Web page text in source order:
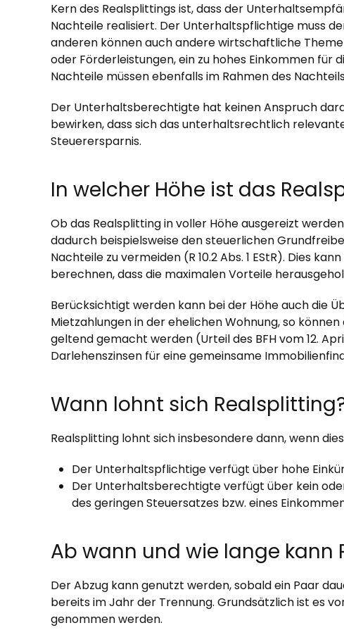
Kern des Realsplittings ist, dass der
Nachteile realisiert. Der Unterhaltspflichtige muss
anderen können auch andere wirtschaftliche
oder Förderleistungen, ein zu hohes Einkommen
Nachteile müssen ebenfalls im Rahmen des
Der Unterhaltsberechtigte hat keinen Anspruch
bewirken, dass sich das unterhaltsrechtlich
Steuerersparnis.
In welcher Höhe ist das
Ob das Realsplitting in voller Höhe ausgereizt
dadurch beispielsweise den steuerlichen
Nachteile zu vermeiden (R 10.2 Abs. 1 EStR). Dies
berechnen, dass die maximalen Vorteile
Berücksichtigt werden kann bei der Höhe auch die
Mietzahlungen in der ehelichen Wohnung, so
geltend gemacht werden (Urteil des BFH vom 12.
Darlehenszinsen für eine gemeinsame
Wann lohnt sich
Realsplitting lohnt sich insbesondere dann, wenn
Der Unterhaltspflichtige verfügt über hohe
Der Unterhaltsberechtigte verfügt über kein
des geringen Steuersatzes bzw. eines
Ab wann und wie lange
Der Abzug kann genutzt werden, sobald ein Paar
bereits im Jahr der Trennung. Grundsätzlich ist es
genommen werden.